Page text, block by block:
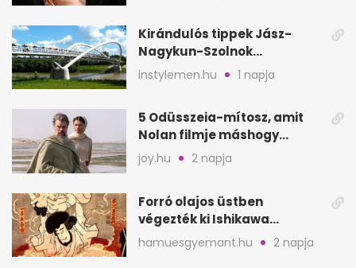
Kirándulós tippek Jász-
Nagykun-Szolnok
megyében: 6 kihagyhatatlan
hely
instylemen.hu 1 napja
5 Odüsszeia-mítosz, amit
Nolan filmje máshogy
mutat, mint Homérosz
joy.hu 2 napja
Forró olajos üstben
végezték ki Ishikawa
Goemont, Japán Robin
Hoodját
hamuesgyemant.hu 2 napja